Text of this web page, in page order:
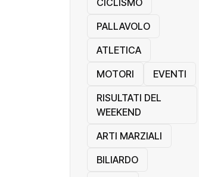
CICLISMO
PALLAVOLO
ATLETICA
MOTORI
EVENTI
RISULTATI DEL
WEEKEND
ARTI MARZIALI
BILIARDO